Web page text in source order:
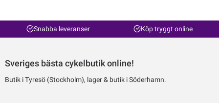
Snabba leveranser Köp tryggt online
Sveriges bästa cykelbutik online!
Butik i Tyresö (Stockholm), lager & butik i Söderhamn.